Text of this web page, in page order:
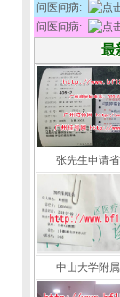
问医问病:
问医问病:
最
张先生申请
中山大学附